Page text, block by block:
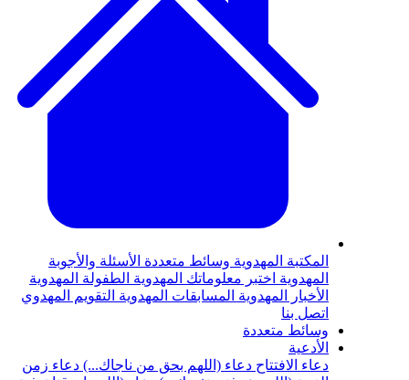
المكتبة المهدوية وسائط متعددة الأسئلة والأجوبة
المهدوية اختبر معلوماتك المهدوية الطفولة المهدوية
الأخبار المهدوية المسابقات المهدوية التقويم المهدوي
اتصل بنا
وسائط متعددة
الأدعية
دعاء الافتتاح دعاء (اللهم بحق من ناجاك...) دعاء زمن